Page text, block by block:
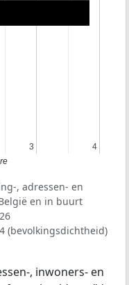
3
3 4
4
, adressen- en
en in buurt
(bevolkingsdichtheid)
, inwoners- en